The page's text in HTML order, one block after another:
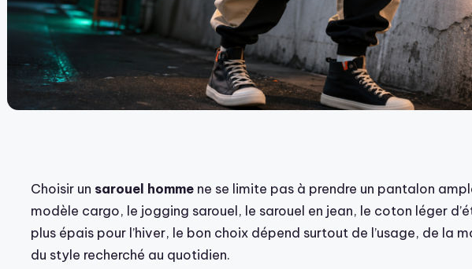
Choisir un sarouel homme ne se limite pas à prendre un pantalon
modèle cargo, le jogging sarouel, le sarouel en jean, le coton léger
plus épais pour l’hiver, le bon choix dépend surtout de l’usage, de la
du style recherché au quotidien.